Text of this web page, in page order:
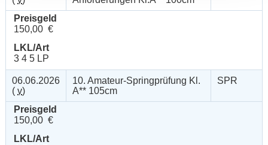
Preisgeld
150,00 €
LKL/Art
3 4 5 LP
06.06.2026
( v)
10. Amateur-Springprüfung Kl.
A** 105cm
SPR
Preisgeld
150,00 €
LKL/Art